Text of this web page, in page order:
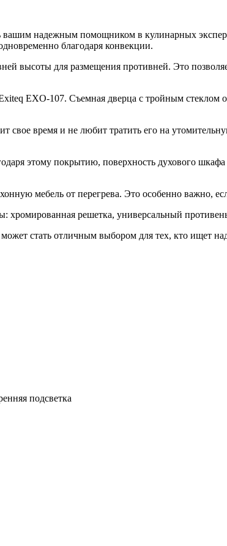
надежным помощником в кулинарных
благодаря конвекции.
высоты для размещения противней. Это
EXO-107. Съемная дверца с тройным стеклом
время и не любит тратить его на
этому покрытию, поверхность духового
мебель от перегрева. Это особенно важно,
хромированная решетка, универсальный
стать отличным выбором для тех, кто ищет
подсветка